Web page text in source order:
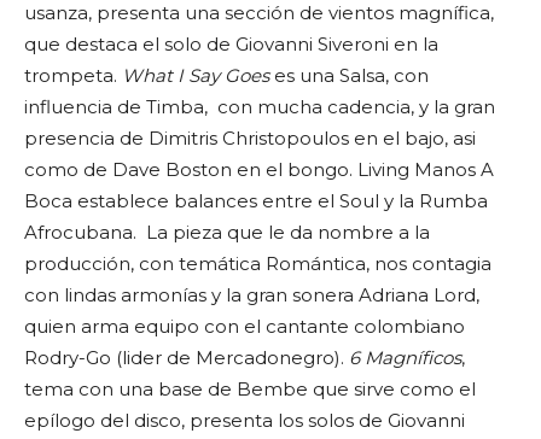
usanza, presenta una sección de vientos magnífica,
que destaca el solo de Giovanni Siveroni en la
trompeta. What I Say Goeses una Salsa, con
influencia de Timba, con mucha cadencia, y la gran
presencia de Dimitris Christopoulos en el bajo, asi
como de Dave Boston en el bongo. Living Manos A
Boca establece balances entre el Soul y la Rumba
Afrocubana. La pieza que le da nombre a la
producción, con temática Romántica, nos contagia
con lindas armonías y la gran sonera Adriana Lord,
quien arma equipo con el cantante colombiano
Rodry-Go (lider de Mercadonegro). 6 Magníficos,
tema con una base de Bembe que sirve como el
epílogo del disco, presenta los solos de Giovanni